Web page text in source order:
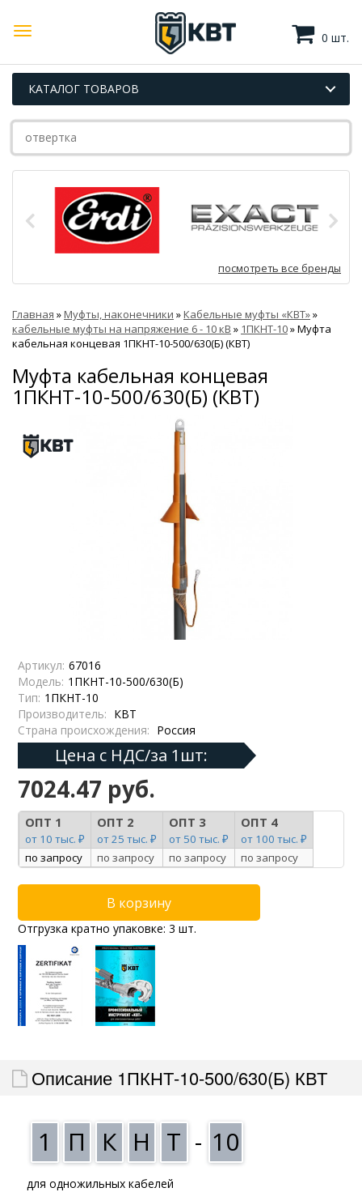
0 шт.
КАТАЛОГ ТОВАРОВ
посмотреть все бренды
Главная »Муфты, наконечники »Кабельные муфты «КВТ»»
кабельные муфты на напряжение 6 - 10 кВ » 1ПКНТ-10»Муфта
кабельная концевая 1ПКНТ-10-500/630(Б) (КВТ)
Муфта кабельная концевая
1ПКНТ-10-500/630(Б) (КВТ)
Артикул: 67016
Модель: 1ПКНТ-10-500/630(Б)
Тип: 1ПКНТ-10
Производитель: КВТ
Страна происхождения: Россия
Цена с НДС/за 1шт:
7024.47 руб.
ОПТ 1
от 10 тыс. ₽
ОПТ 2
от 25 тыс. ₽
ОПТ 3
от 50 тыс. ₽
ОПТ 4
от 100 тыс. ₽
по запросу
по запросу по запросу по запросу
Отгрузка кратно упаковке: 3 шт.
Описание 1ПКНТ-10-500/630(Б) КВТ
1 П К Н Т - 10
для одножильных кабелей